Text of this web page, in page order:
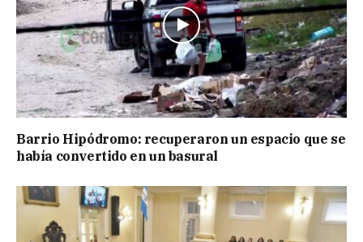
Barrio Hipódromo: recuperaron un espacio que se
había convertido en un basural